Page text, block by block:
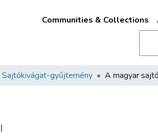
Communities & Collections
Sajtókivágat-gyűjtemény A magyar